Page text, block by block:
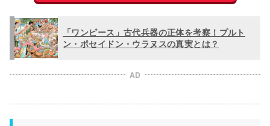
「ワンピース」古代兵器の正体を考察！プルト
ン・ポセイドン・ウラヌスの真実とは？
AD